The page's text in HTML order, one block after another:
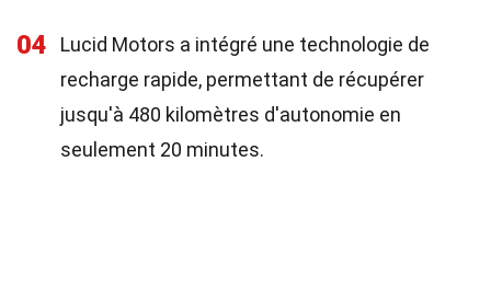
04
Lucid Motors a intégré une technologie de
recharge rapide, permettant de récupérer
jusqu'à 480 kilomètres d'autonomie en
seulement 20 minutes.